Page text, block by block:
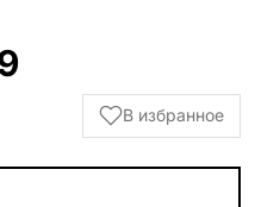
В избранное